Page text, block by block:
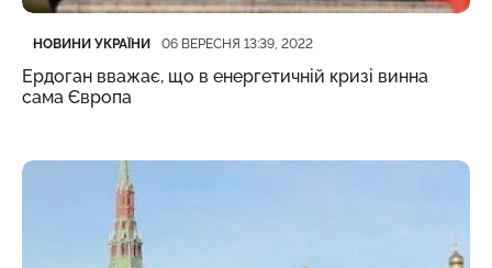
Категорія
НОВИНИ УКРАЇНИ
Дата публікації 06 ВЕРЕСНЯ 13:39, 2022
Ердоган вважає, що в енергетичній кризі винна
сама Європа